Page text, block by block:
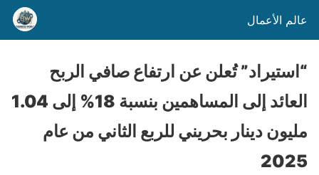
عالم الأعمال
“استيراد” تُعلن عن ارتفاع صافي الربح
العائد إلى المساهمين بنسبة 18% إلى 1.04
مليون دينار بحريني للربع الثاني من عام
2025